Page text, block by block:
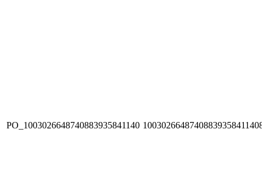
PO_1003026648740883935841140